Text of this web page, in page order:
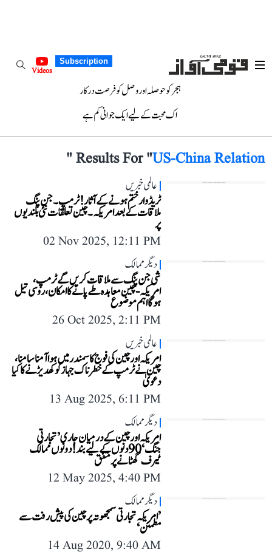
Subscription
Videos
ہجر کو حوصلہ اور وصل کو فرصت درکار
اک محبت کے لیے ایک جوانی کم ہے
Results For "US-China Relation
"
عالمی خبریں
ٹریڈ وار ختم ہونے کے آثار! ٹرمپ۔ جن پنگ
ملاقات کے بعد امریکہ۔ چین تعلقات نئی بلندیوں
پر
02 Nov 2025, 12:11 PM
دیگر ممالک
شی جن پنگ سے ملاقات کریں گے ٹرمپ،
امریکہ-چین معاہدہ طے پانے کا امکان، روسی تیل
ہوگا اہم موضوع
26 Oct 2025, 2:11 PM
عالمی خبریں
امریکہ اور چین کی فوج کا سمندر میں ہوا آمنا سامنا،
چین نے ٹرمپ کے خطرناک جہاز کو کھدیڑنے کا کیا
دعویٰ
13 Aug 2025, 6:11 PM
دیگر ممالک
امریکہ اور چین کے درمیان جاری ’تجارتی
جنگ‘ 90 دنوں کے لیے بند! دونوں ممالک
ٹیرف گھٹانے پر متفق
12 May 2025, 4:40 PM
دیگر ممالک
’امریکہ تجارتی سمجھوتہ پرچین کی پیش رفت سے
مطمئن‘
14 Aug 2020, 9:40 AM